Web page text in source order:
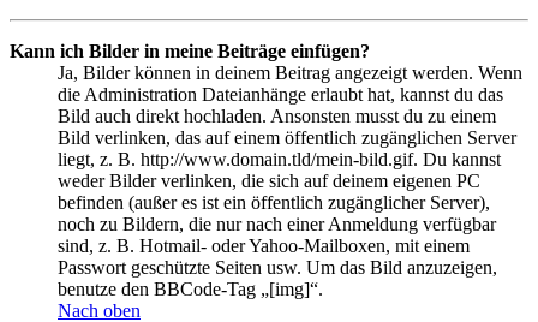
Kann ich Bilder in meine Beiträge einfügen?
Ja, Bilder können in deinem Beitrag angezeigt werden. Wenn
die Administration Dateianhänge erlaubt hat, kannst du das
Bild auch direkt hochladen. Ansonsten musst du zu einem
Bild verlinken, das auf einem öffentlich zugänglichen Server
liegt, z. B. http://www.domain.tld/mein-bild.gif. Du kannst
weder Bilder verlinken, die sich auf deinem eigenen PC
befinden (außer es ist ein öffentlich zugänglicher Server),
noch zu Bildern, die nur nach einer Anmeldung verfügbar
sind, z. B. Hotmail- oder Yahoo-Mailboxen, mit einem
Passwort geschützte Seiten usw. Um das Bild anzuzeigen,
benutze den BBCode-Tag „[img]“.
Nach oben